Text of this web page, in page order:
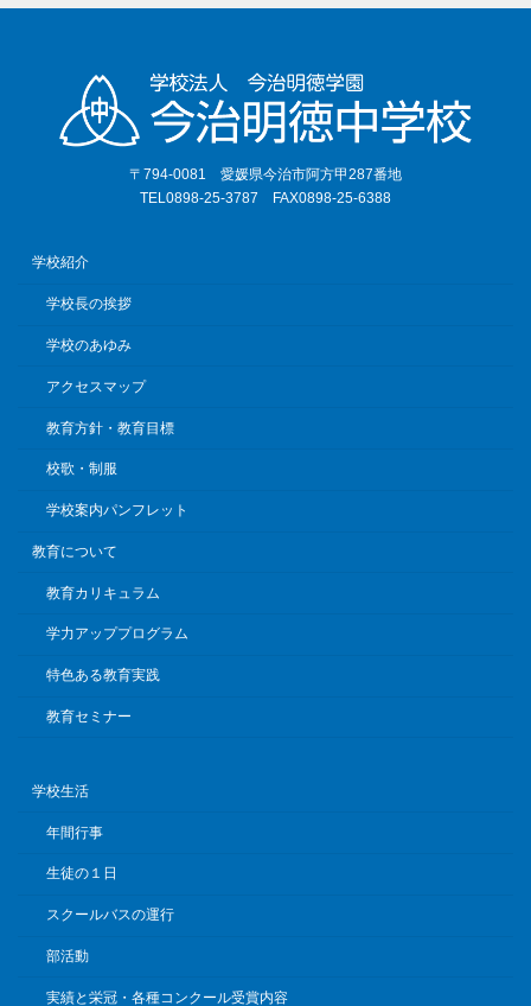
〒794-0081 愛媛県今治市阿方甲287番地
TEL0898-25-3787 FAX0898-25-6388
学校紹介
学校長の挨拶
学校のあゆみ
アクセスマップ
教育方針・教育目標
校歌・制服
学校案内パンフレット
教育について
教育カリキュラム
学力アッププログラム
特色ある教育実践
教育セミナー
学校生活
年間行事
生徒の１日
スクールバスの運行
部活動
実績と栄冠・各種コンクール受賞内容